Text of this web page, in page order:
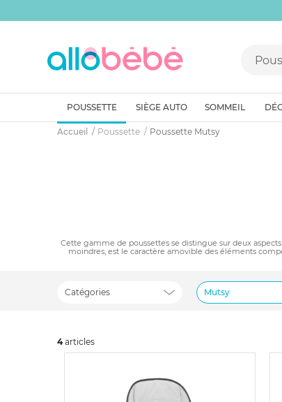
POUSSETTE SIÈGE AUTO SOMMEIL
Accueil Poussette Poussette Mutsy
Cette gamme de poussettes se distingue sur deux
moindres, est le caractère amovible des éléments
Catégories Mutsy
4articles